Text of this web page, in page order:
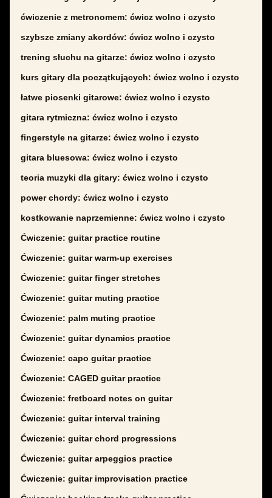
ćwiczenie z metronomem: ćwicz wolno i czysto
szybsze zmiany akordów: ćwicz wolno i czysto
trening słuchu na gitarze: ćwicz wolno i czysto
kurs gitary dla początkujących: ćwicz wolno i czysto
łatwe piosenki gitarowe: ćwicz wolno i czysto
gitara rytmiczna: ćwicz wolno i czysto
fingerstyle na gitarze: ćwicz wolno i czysto
gitara bluesowa: ćwicz wolno i czysto
teoria muzyki dla gitary: ćwicz wolno i czysto
power chordy: ćwicz wolno i czysto
kostkowanie naprzemienne: ćwicz wolno i czysto
Ćwiczenie: guitar practice routine
Ćwiczenie: guitar warm-up exercises
Ćwiczenie: guitar finger stretches
Ćwiczenie: guitar muting practice
Ćwiczenie: palm muting practice
Ćwiczenie: guitar dynamics practice
Ćwiczenie: capo guitar practice
Ćwiczenie: CAGED guitar practice
Ćwiczenie: fretboard notes on guitar
Ćwiczenie: guitar interval training
Ćwiczenie: guitar chord progressions
Ćwiczenie: guitar arpeggios practice
Ćwiczenie: guitar improvisation practice